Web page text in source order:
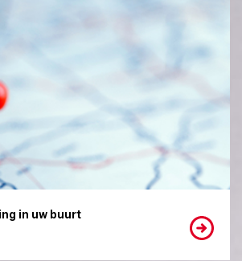
in uw buurt